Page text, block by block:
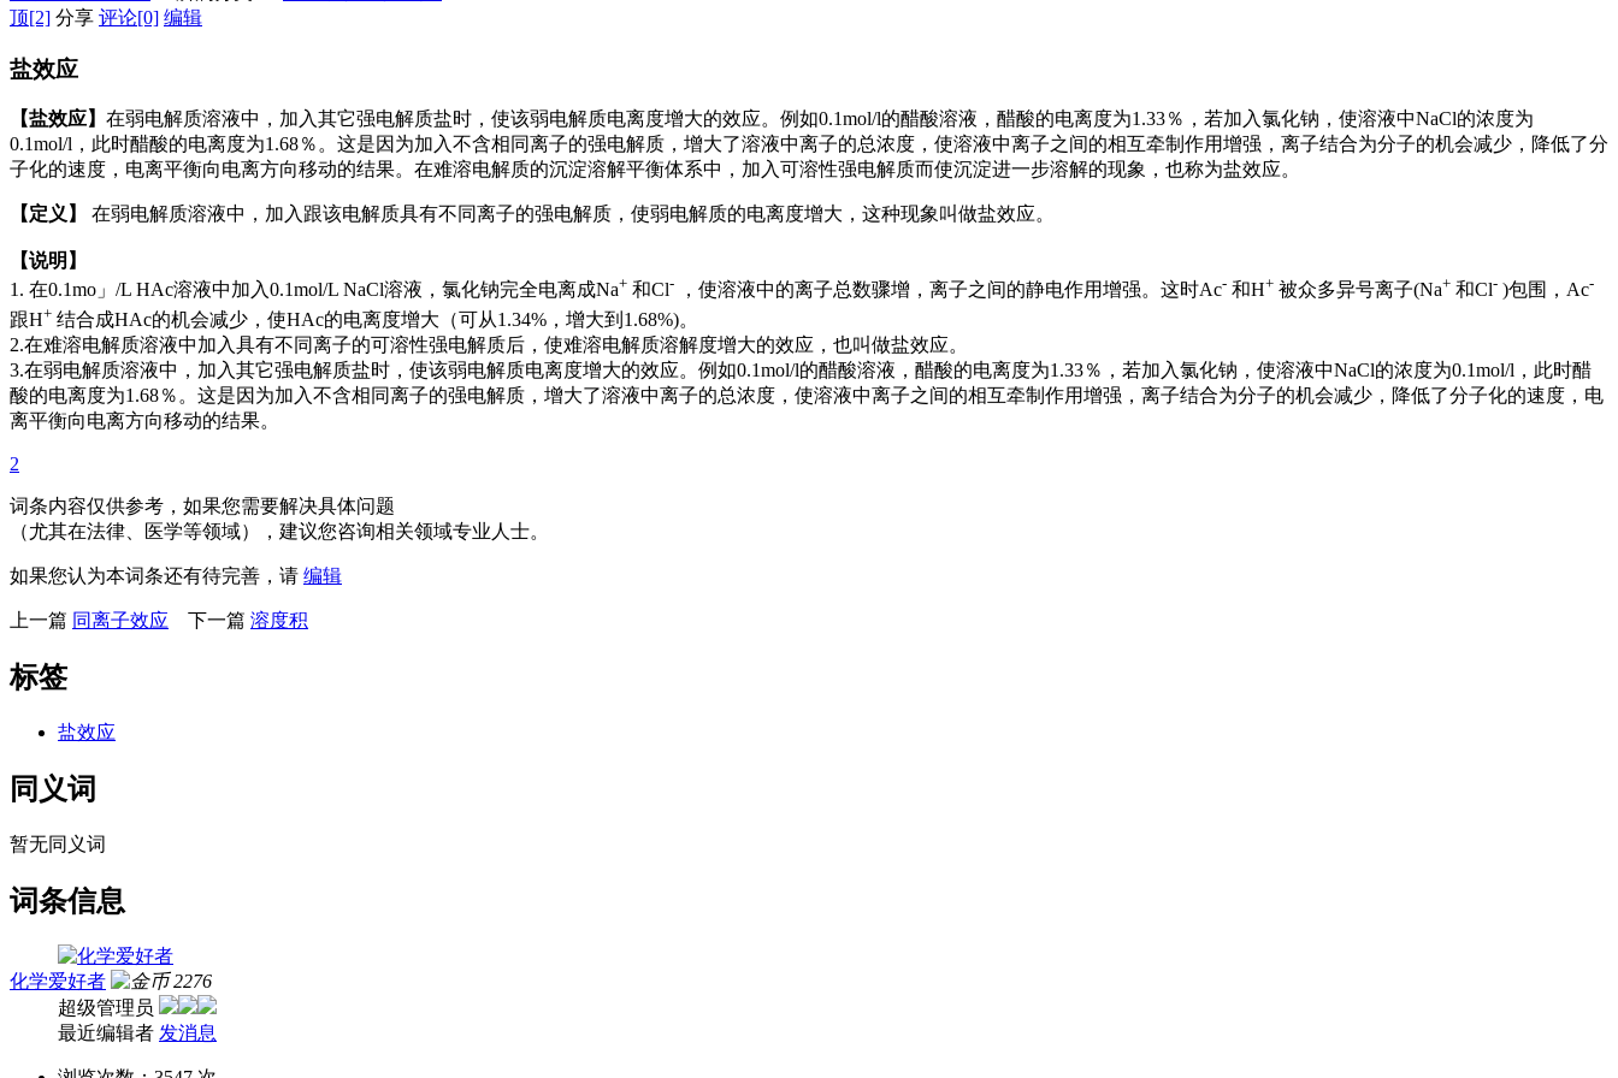
顶[2] 分享 评论[0] 编辑
盐效应
【盐效应】 在弱电解质溶液中，加入其它强电解质盐时，使该弱电解质电离度增大的效应。例如0.1mol/l的醋酸溶液，醋酸的电离度为1.33％，若加入氯化钠，使溶液中NaCl的浓度为
0.1mol/l，此时醋酸的电离度为1.68％。这是因为加入不含相同离子的强电解质，增大了溶液中离子的总浓度，使溶液中离子之间的相互牵制作用增强，离子结合为分子的机会减少，降低了分
子化的速度，电离平衡向电离方向移动的结果。在难溶电解质的沉淀溶解平衡体系中，加入可溶性强电解质而使沉淀进一步溶解的现象，也称为盐效应。
【定义】 在弱电解质溶液中，加入跟该电解质具有不同离子的强电解质，使弱电解质的电离度增大，这种现象叫做盐效应。
【说明】
1. 在0.1mo」/L HAc溶液中加入0.1mol/L NaCl溶液，氯化钠完全电离成Na+ 和Cl- ，使溶液中的离子总数骤增，离子之间的静电作用增强。这时Ac- 和H+ 被众多异号离子(Na+ 和Cl- )包围，Ac-
跟H+ 结合成HAc的机会减少，使HAc的电离度增大（可从1.34%，增大到1.68%)。
2.在难溶电解质溶液中加入具有不同离子的可溶性强电解质后，使难溶电解质溶解度增大的效应，也叫做盐效应。
3.在弱电解质溶液中，加入其它强电解质盐时，使该弱电解质电离度增大的效应。例如0.1mol/l的醋酸溶液，醋酸的电离度为1.33％，若加入氯化钠，使溶液中NaCl的浓度为0.1mol/l，此时醋
酸的电离度为1.68％。这是因为加入不含相同离子的强电解质，增大了溶液中离子的总浓度，使溶液中离子之间的相互牵制作用增强，离子结合为分子的机会减少，降低了分子化的速度，电
离平衡向电离方向移动的结果。
2
词条内容仅供参考，如果您需要解决具体问题
（尤其在法律、医学等领域），建议您咨询相关领域专业人士。
如果您认为本词条还有待完善，请 编辑
上一篇 同离子效应 下一篇 溶度积
标签
盐效应
同义词
暂无同义词
词条信息
化学爱好者
2276
超级管理员
最近编辑者 发消息